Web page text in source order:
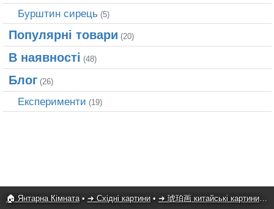
Бурштин сирець (5)
Популярні товари (20)
В наявності (48)
Блог (26)
Експерименти (19)
🏠 Янтарна Кімната• ➜ Східні картини • ➜ 琥珀画 китайські картини•